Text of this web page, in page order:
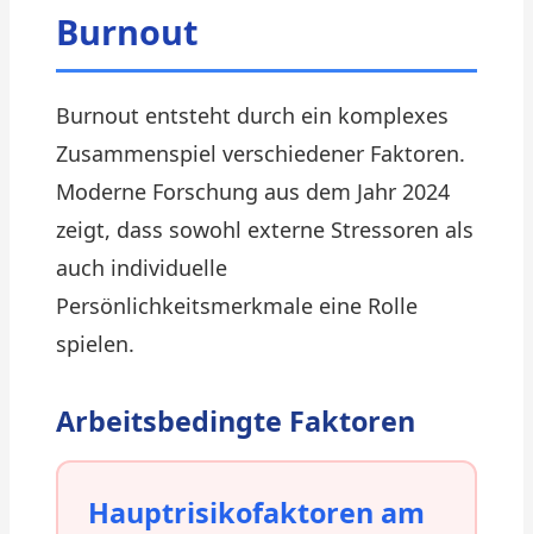
Burnout
Burnout entsteht durch ein komplexes
Zusammenspiel verschiedener Faktoren.
Moderne Forschung aus dem Jahr 2024
zeigt, dass sowohl externe Stressoren als
auch individuelle
Persönlichkeitsmerkmale eine Rolle
spielen.
Arbeitsbedingte Faktoren
Hauptrisikofaktoren am